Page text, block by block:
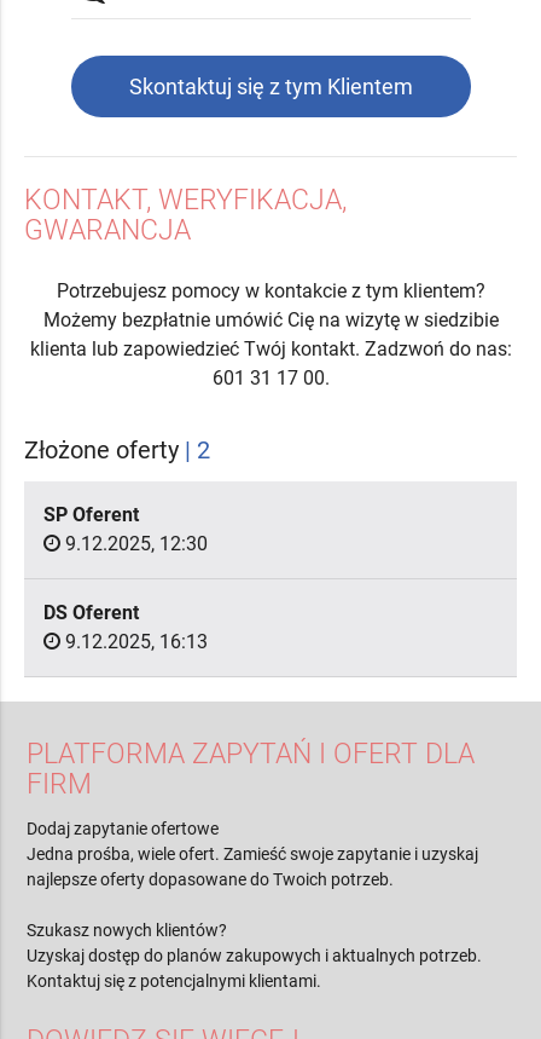
Skontaktuj się z tym Klientem
KONTAKT, WERYFIKACJA,
GWARANCJA
Potrzebujesz pomocy w kontakcie z tym klientem?
Możemy bezpłatnie umówić Cię na wizytę w siedzibie
klienta lub zapowiedzieć Twój kontakt. Zadzwoń do nas:
601 31 17 00.
Złożone oferty | 2
SP Oferent
9.12.2025, 12:30
DS Oferent
9.12.2025, 16:13
PLATFORMA ZAPYTAŃ I OFERT DLA
FIRM
Dodaj zapytanie ofertowe
Jedna prośba, wiele ofert. Zamieść swoje zapytanie i uzyskaj
najlepsze oferty dopasowane do Twoich potrzeb.
Szukasz nowych klientów?
Uzyskaj dostęp do planów zakupowych i aktualnych potrzeb.
Kontaktuj się z potencjalnymi klientami.